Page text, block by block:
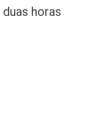
horas